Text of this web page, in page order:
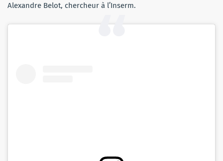
Alexandre Belot, chercheur à l’Inserm.